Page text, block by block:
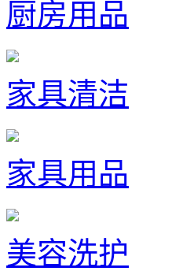
厨房用品
家具清洁
家具用品
美容洗护